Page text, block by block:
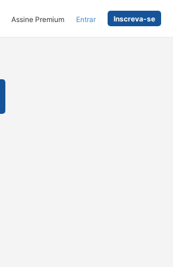
Assine Premium Entrar Inscreva-se